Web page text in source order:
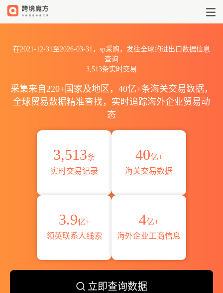
在2021-12-31至2026-03-31，sp采购，发往全球的进出口数据信息
查询
3,513条实时交易
采集来自220+国家及地区，40亿+条海关交易数据，
全球贸易数据精准查找，实时追踪海外企业贸易动
态
3,513条
实时交易记录
40亿+
海关交易数据
3.9亿+
领英联系人线索
4亿+
海外企业工商信息
立即查询数据